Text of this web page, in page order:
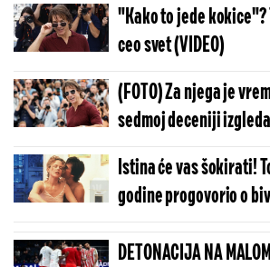
"Kako to jede kokice"?
ceo svet (VIDEO)
(FOTO) Za njega je
sedmoj deceniji
Istina će vas šokirati!
godine progovorio o
DETONACIJA NA